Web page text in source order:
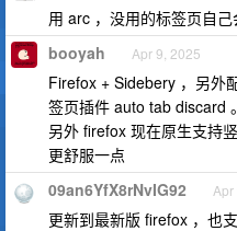
用 arc ，没用的标签页自
booyah Apr 9, 2025
Firefox + Sidebery ，另外
签页插件 auto tab discard 。
另外 firefox 现在原生支持
更舒服一点
09an6YfX8rNvIG92
更新到最新版 firefox ，也